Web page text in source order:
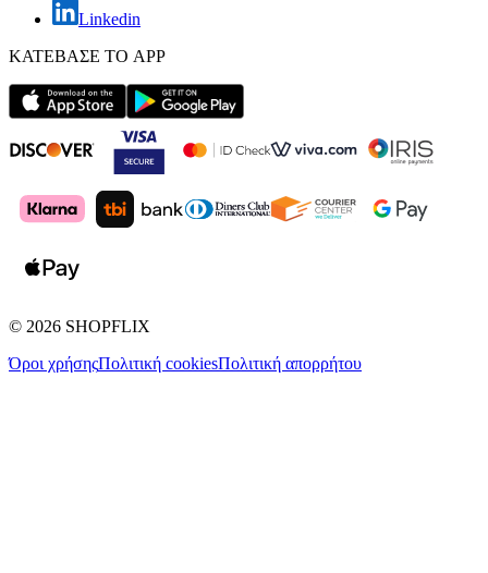
Linkedin
ΚΑΤΕΒΑΣΕ ΤΟ APP
© 2026 SHOPFLIX
Όροι χρήσηςΠολιτική cookiesΠολιτική απορρήτου